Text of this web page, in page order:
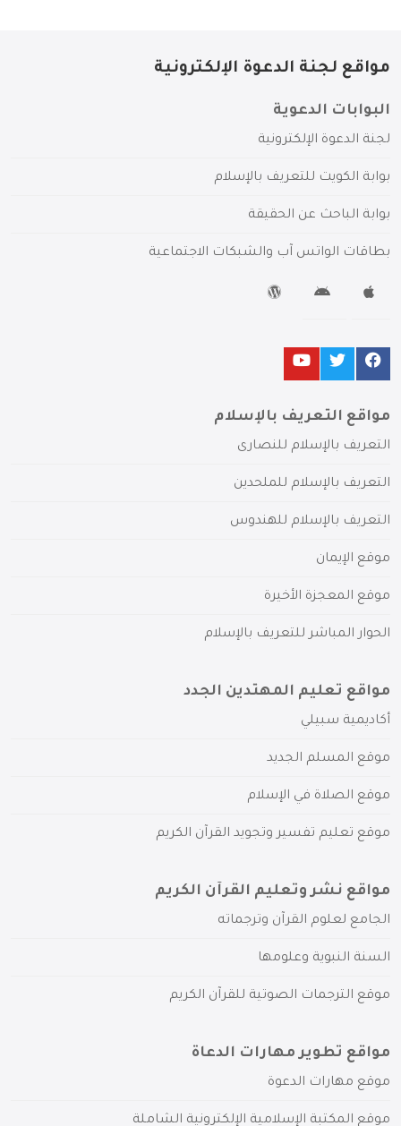
مواقع لجنة الدعوة الإلكترونية
البوابات الدعوية
لجنة الدعوة الإلكترونية
بوابة الكويت للتعريف بالإسلام
بوابة الباحث عن الحقيقة
بطاقات الواتس آب والشبكات الاجتماعية
مواقع التعريف بالإسلام
التعريف بالإسلام للنصارى
التعريف بالإسلام للملحدين
التعريف بالإسلام للهندوس
موقع الإيمان
موقع المعجزة الأخيرة
الحوار المباشر للتعريف بالإسلام
مواقع تعليم المهتدين الجدد
أكاديمية سبيلي
موقع المسلم الجديد
موقع الصلاة في الإسلام
موقع تعليم تفسير وتجويد القرآن الكريم
مواقع نشر وتعليم القرآن الكريم
الجامع لعلوم القرآن وترجماته
السنة النبوية وعلومها
موقع الترجمات الصوتية للقرآن الكريم
مواقع تطوير مهارات الدعاة
موقع مهارات الدعوة
موقع المكتبة الإسلامية الإلكترونية الشاملة